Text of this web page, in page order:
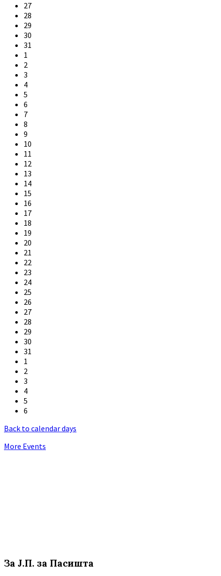
27
28
29
30
31
1
2
3
4
5
6
7
8
9
10
11
12
13
14
15
16
17
18
19
20
21
22
23
24
25
26
27
28
29
30
31
1
2
3
4
5
6
Back to calendar days
More Events
За Ј.П. за Пасишта